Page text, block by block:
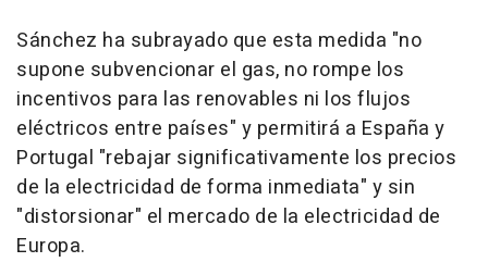
Sánchez ha subrayado que esta medida "no
supone subvencionar el gas, no rompe los
incentivos para las renovables ni los flujos
eléctricos entre países" y permitirá a España y
Portugal "rebajar significativamente los precios
de la electricidad de forma inmediata" y sin
"distorsionar" el mercado de la electricidad de
Europa.